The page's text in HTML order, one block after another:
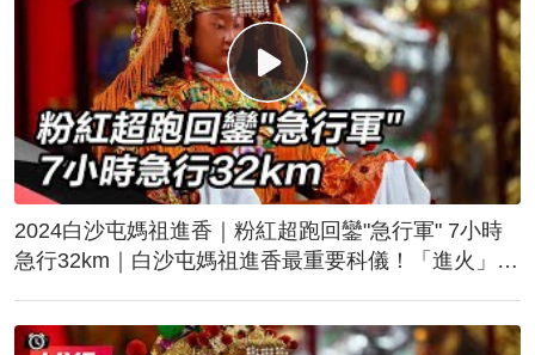
2024白沙屯媽祖進香｜粉紅超跑回鑾"急行軍" 7小時
急行32km｜白沙屯媽祖進香最重要科儀！「進火」儀